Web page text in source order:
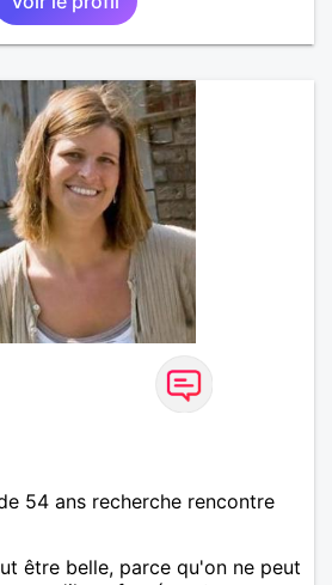
54 ans recherche rencontre
être belle, parce qu'on ne peut